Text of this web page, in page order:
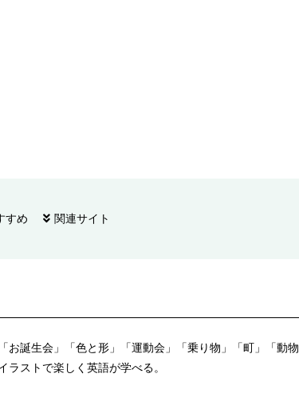
すめ 関連サイト
誕生会」「色と形」「運動会」「乗り物」「町」「動物
ストで楽しく英語が学べる。